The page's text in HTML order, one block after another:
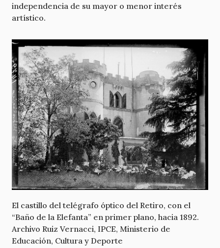
independencia de su mayor o menor interés
artístico.
El castillo del telégrafo óptico del Retiro, con el
“Baño de la Elefanta” en primer plano, hacia 1892.
Archivo Ruiz Vernacci, IPCE, Ministerio de
Educación, Cultura y Deporte